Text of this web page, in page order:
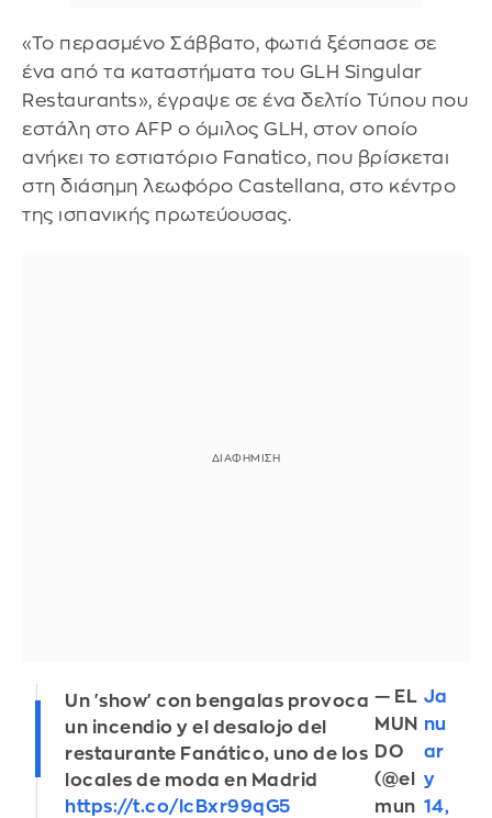
«Το περασμένο Σάββατο, φωτιά ξέσπασε σε
ένα από τα καταστήματα του GLH Singular
Restaurants», έγραψε σε ένα δελτίο Τύπου που
εστάλη στο AFP ο όμιλος GLH, στον οποίο
ανήκει το εστιατόριο Fanatico, που βρίσκεται
στη διάσημη λεωφόρο Castellana, στο κέντρο
της ισπανικής πρωτεύουσας.
Un 'show' con bengalas provoca
un incendio y el desalojo del
restaurante Fanático, uno de los
locales de moda en Madrid
https://t.co/lcBxr99qG5
— EL
MUN
DO
(@el
mun
Ja
nu
ar
y
14,